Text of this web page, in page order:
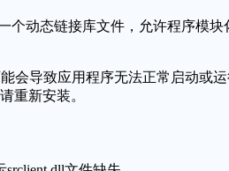
个动态链接库文件，允许程序模
会导致应用程序无法正常启动或
重新安装。